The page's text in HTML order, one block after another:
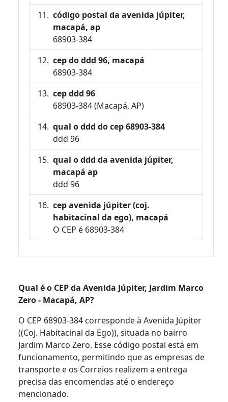
código postal da avenida júpiter,
macapá, ap
68903-384
cep do ddd 96, macapá
68903-384
cep ddd 96
68903-384 (Macapá, AP)
qual o ddd do cep 68903-384
ddd 96
qual o ddd da avenida júpiter,
macapá ap
ddd 96
cep avenida júpiter (coj.
habitacinal da ego), macapá
O CEP é 68903-384
Qual é o CEP da Avenida Júpiter, Jardim Marco
Zero - Macapá, AP?
O CEP 68903-384 corresponde à Avenida Júpiter
((Coj. Habitacinal da Ego)), situada no bairro
Jardim Marco Zero. Esse código postal está em
funcionamento, permitindo que as empresas de
transporte e os Correios realizem a entrega
precisa das encomendas até o endereço
mencionado.